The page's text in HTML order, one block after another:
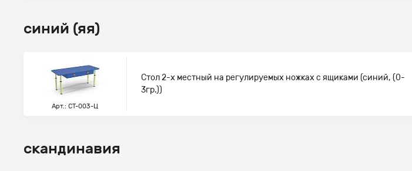
синий (яя)
Арт.: СТ-003-Ц
Стол 2-х местный на регулируемых ножках с ящиками (синий, (0-
3гр.))
скандинавия